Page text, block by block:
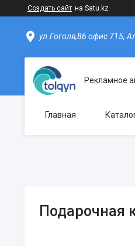
Создать сайт на Satu.kz
ул.Гоголя,86 офис 715,
Рекламное
Главная
Подарочная